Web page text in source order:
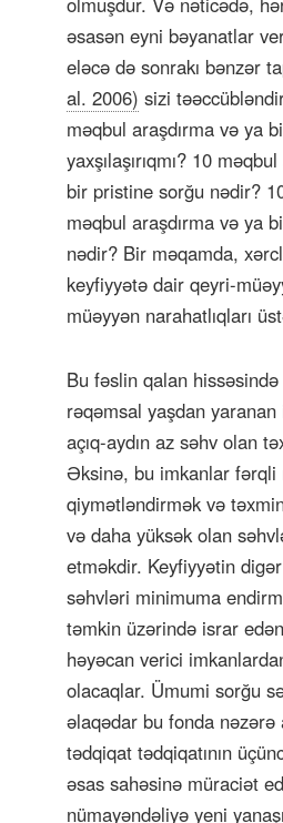
əsasən eyni bəyanatlar
eləcə də sonrakı bənzər
al. 2006) sizi
məqbul araşdırma və ya
yaxşılaşırıqmı? 10
bir pristine sorğu nədir?
məqbul araşdırma və ya
nədir? Bir məqamda,
keyfiyyətə dair qeyri-
müəyyən narahatlıqları
Bu fəslin qalan
rəqəmsal yaşdan yaranan
açıq-aydın az səhv olan
Əksinə, bu imkanlar fərqli
qiymətləndirmək və
və daha yüksək olan
etməkdir. Keyfiyyətin
səhvləri minimuma
təmkin üzərində israr
həyəcan verici
olacaqlar. Ümumi sorğu
əlaqədar bu fonda nəzərə
tədqiqat tədqiqatının
əsas sahəsinə müraciət
nümayəndəliyə yeni